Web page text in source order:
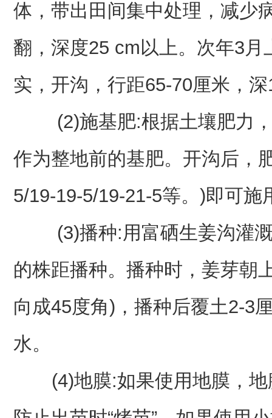
体，带出田间集中处理，减少
翻，深度25 cm以上。次年3
实，开沟，行距65-70厘米，
(2)施基肥:根据土壤肥力，
作为整地前的基肥。开沟后，
5/19-19-5/19-21-5等。)即可
(3)播种:用富硒生姜沟灌溉
的株距播种。播种时，姜芽朝
向成45度角)，播种后覆土2-3
水。
(4)地膜:如果使用地膜，地